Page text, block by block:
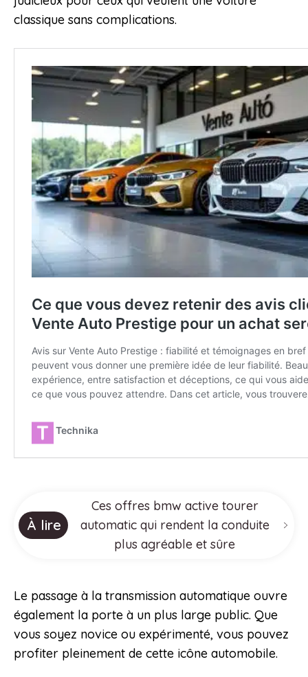
classique sans complications.
À lire
Ces offres bmw active tourer
automatic qui rendent la conduite
plus agréable et sûre
Le passage à la transmission automatique ouvre
également la porte à un plus large public. Que
vous soyez novice ou expérimenté, vous pouvez
profiter pleinement de cette icône automobile.